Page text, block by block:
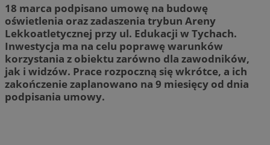
18 marca podpisano umowę na budowę
oświetlenia oraz zadaszenia trybun Areny
Lekkoatletycznej przy ul. Edukacji w Tychach.
Inwestycja ma na celu poprawę warunków
korzystania z obiektu zarówno dla zawodników,
jak i widzów. Prace rozpoczną się wkrótce, a ich
zakończenie zaplanowano na 9 miesięcy od dnia
podpisania umowy.